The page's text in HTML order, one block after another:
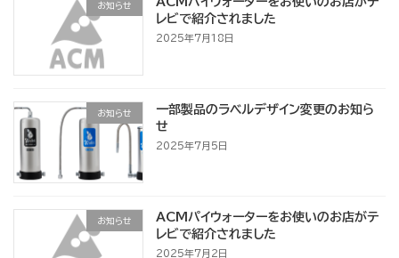
お知らせ
レビで紹介されました
2025年7月18日
お知らせ
一部製品のラベルデザイン変更のお知ら
せ
2025年7月5日
お知らせ
ACMパイウォーターをお使いのお店がテ
レビで紹介されました
2025年7月2日